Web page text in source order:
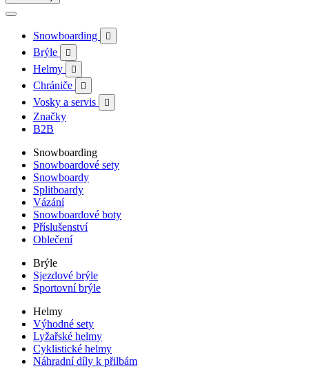
Snowboarding 
Brýle 
Helmy 
Chrániče 
Vosky a servis 
Značky
B2B
Snowboarding
Snowboardové sety
Snowboardy
Splitboardy
Vázání
Snowboardové boty
Příslušenství
Oblečení
Brýle
Sjezdové brýle
Sportovní brýle
Helmy
Výhodné sety
Lyžařské helmy
Cyklistické helmy
Náhradní díly k přilbám